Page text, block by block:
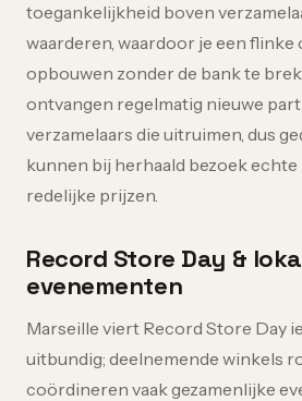
toegankelijkheid boven
waarderen, waardoor je een
opbouwen zonder de bank te
ontvangen regelmatig nieuwe
verzamelaars die uitruimen, dus
kunnen bij herhaald bezoek
redelijke prijzen.
Record Store Day &
evenementen
Marseille viert Record Store Day
uitbundig; deelnemende winkels
coördineren vaak gezamenlijke